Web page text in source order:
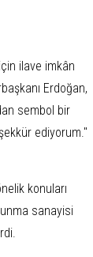
ilave imkân
Erdoğan,
sembol bir
ediyorum."
konuları
sanayisi